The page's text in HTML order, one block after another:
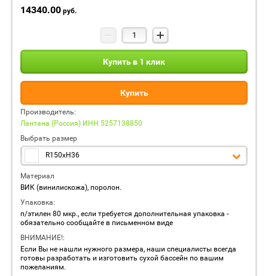
14340.00 руб.
− +
Купить в 1 клик
Купить
Производитель:
Лантана (Россия) ИНН 5257138850
Выбрать размер
R150xH36
Материал
ВИК (винилискожа), поролон.
Упаковка:
п/этилен 80 мкр., если требуется дополнительная упаковка -
обязательно сообщайте в письменном виде
ВНИМАНИЕ!:
Если Вы не нашли нужного размера, наши специалисты всегда
готовы разработать и изготовить сухой бассейн по вашим
пожеланиям.